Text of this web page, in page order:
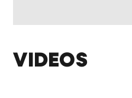
VIDEOS